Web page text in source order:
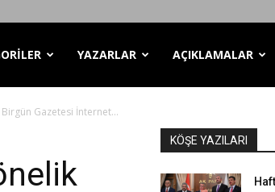
YAZARLAR AÇIKLAMALAR
Birgün Gazetesi İnternet...
KÖŞE YAZILARI